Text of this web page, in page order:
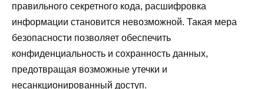
правильного секретного кода, расшифровка
информации становится невозможной. Такая мера
безопасности позволяет обеспечить
конфиденциальность и сохранность данных,
предотвращая возможные утечки и
несанкционированный доступ.